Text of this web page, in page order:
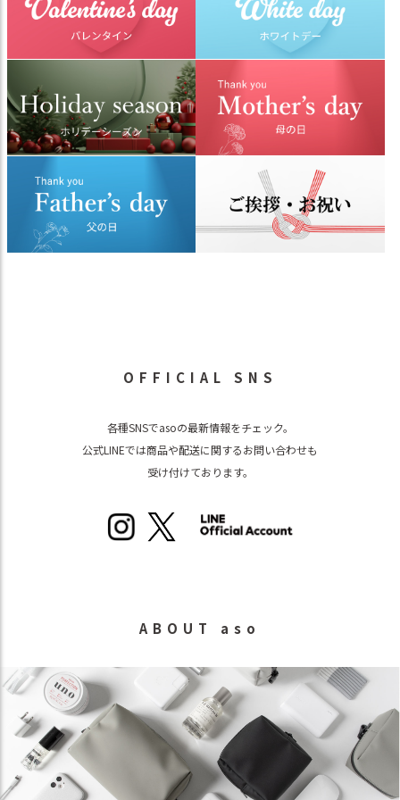
OFFICIAL SNS
各種SNSでasoの最新情報をチェック。
公式LINEでは商品や配送に関するお問い合わせも
受け付けております。
ABOUT aso